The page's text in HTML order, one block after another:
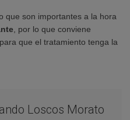
que son importantes a la hora
, por lo que conviene
que el tratamiento tenga la
Loscos Morato